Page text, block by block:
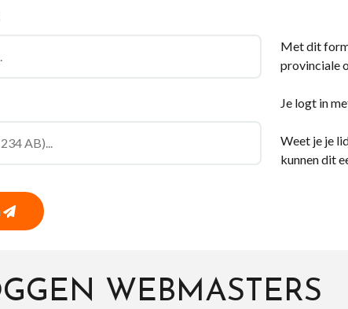
Met dit
provinciale
Je logt in
Weet je je
kunnen dit
WEBMASTERS